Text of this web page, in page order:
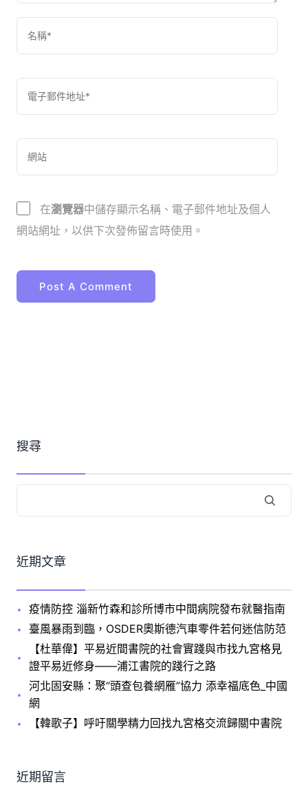
在瀏覽器中儲存顯示名稱、電子郵件地址及個人
網站網址，以供下次發佈留言時使用。
搜尋
近期文章
疫情防控 淄新竹森和診所博市中間病院發布就醫指南
臺風暴雨到臨，OSDER奧斯德汽車零件若何迷信防范
【杜華偉】平易近間書院的社會實踐與市找九宮格見
證平易近修身——浦江書院的踐行之路
河北固安縣：聚“頭查包養網雁”協力 添幸福底色_中國
網
【韓歌子】呼吁關學精力回找九宮格交流歸關中書院
近期留言